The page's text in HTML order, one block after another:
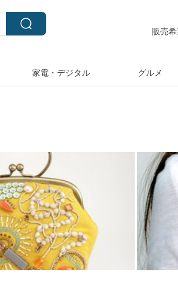
販売
家電・デジタル グルメ